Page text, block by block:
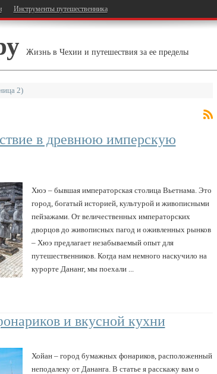
Инструменты путешественника
Жизнь в Чехии и путешествия за ее пределы
2)
в древнюю имперскую
Хюэ – бывшая императорская столица Вьетнама. Это
город, богатый историей, культурой и живописными
пейзажами. От величественных императорских
дворцов до живописных пагод и оживленных рынков
– Хюэ предлагает незабываемый опыт для
путешественников. Когда нам немного наскучило на
курорте Дананг, мы поехали ...
и вкусной кухни
Хойан – город бумажных фонариков, расположенный
неподалеку от Дананга. В статье я расскажу вам о